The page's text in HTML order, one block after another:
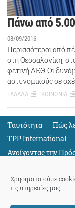
Χρησιμοποιούμε
τις υπηρεσίες μας.
Πάνω από
08/09/2016
Περισσότεροι από
στη Θεσσαλονίκη,
φετινή ΔΕΘ. Οι
αστυνομικούς σε
ΕΛΛΑΔΑ ΚΟΙΝΩΝΙΑ
Ταυτότητα Πώς
TPP International
Ανοίγοντας την
Όλους